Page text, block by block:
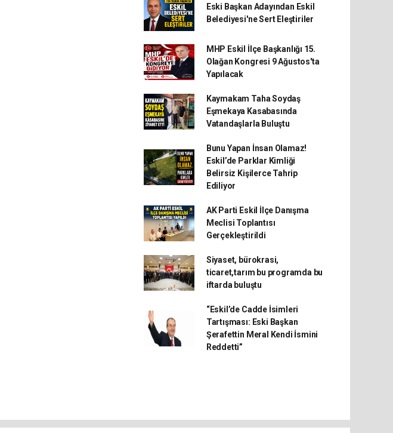
Eski Başkan Adayından Eskil
Belediyesi'ne Sert Eleştiriler
MHP Eskil İlçe Başkanlığı 15.
Olağan Kongresi 9 Ağustos'ta
Yapılacak
Kaymakam Taha Soydaş
Eşmekaya Kasabasında
Vatandaşlarla Buluştu
Bunu Yapan İnsan Olamaz!
Eskil’de Parklar Kimliği
Belirsiz Kişilerce Tahrip
Ediliyor
AK Parti Eskil İlçe Danışma
Meclisi Toplantısı
Gerçekleştirildi
Siyaset, bürokrasi,
ticaret,tarım bu programda bu
iftarda buluştu
“Eskil’de Cadde İsimleri
Tartışması: Eski Başkan
Şerafettin Meral Kendi İsmini
Reddetti”